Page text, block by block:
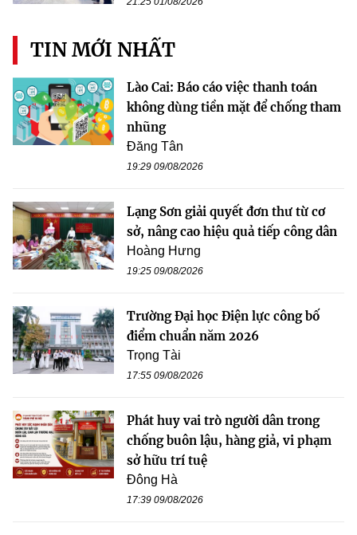
TIN MỚI NHẤT
Lào Cai: Báo cáo việc thanh toán
không dùng tiền mặt để chống tham
nhũng
Đăng Tân
19:29 09/08/2026
Lạng Sơn giải quyết đơn thư từ cơ
sở, nâng cao hiệu quả tiếp công dân
Hoàng Hưng
19:25 09/08/2026
Trường Đại học Điện lực công bố
điểm chuẩn năm 2026
Trọng Tài
17:55 09/08/2026
Phát huy vai trò người dân trong
chống buôn lậu, hàng giả, vi phạm
sở hữu trí tuệ
Đông Hà
17:39 09/08/2026